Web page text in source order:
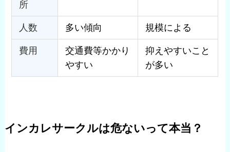
所
人数 多い傾向 規模による
費用
交通費等かかり
やすい
抑えやすいこと
が多い
インカレサークルは危ないって本当？